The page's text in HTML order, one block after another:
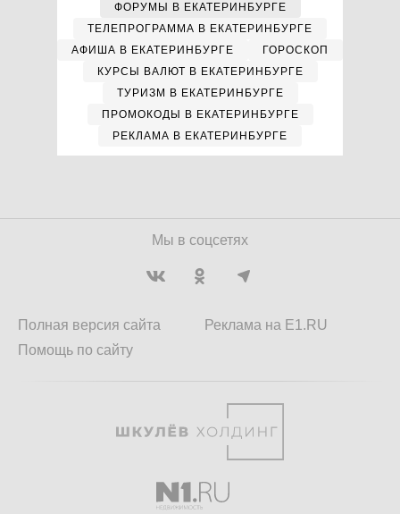
ФОРУМЫ В ЕКАТЕРИНБУРГЕ
ТЕЛЕПРОГРАММА В ЕКАТЕРИНБУРГЕ
АФИША В ЕКАТЕРИНБУРГЕ
ГОРОСКОП
КУРСЫ ВАЛЮТ В ЕКАТЕРИНБУРГЕ
ТУРИЗМ В ЕКАТЕРИНБУРГЕ
ПРОМОКОДЫ В ЕКАТЕРИНБУРГЕ
РЕКЛАМА В ЕКАТЕРИНБУРГЕ
Мы в соцсетях
Полная версия сайта
Помощь по сайту
Реклама на E1.RU